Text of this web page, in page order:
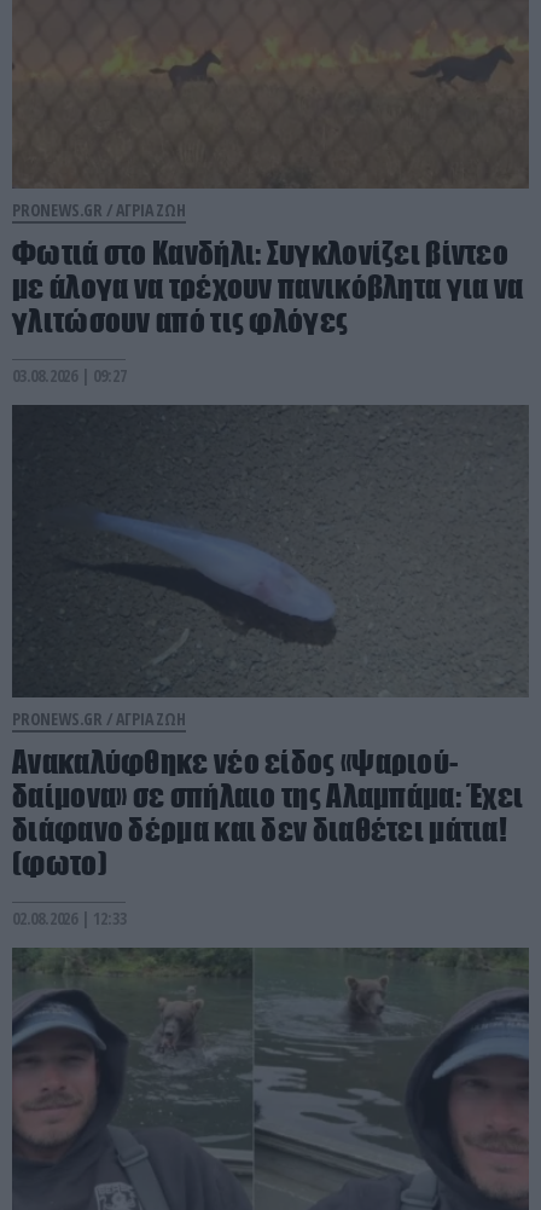
PRONEWS.GR /ΑΓΡΙΑ ΖΩΗ
Φωτιά στο Κανδήλι: Συγκλονίζει βίντεο
με άλογα να τρέχουν πανικόβλητα για να
γλιτώσουν από τις φλόγες
03.08.2026 | 09:27
PRONEWS.GR / ΑΓΡΙΑ ΖΩΗ
Ανακαλύφθηκε νέο είδος «ψαριού-
δαίμονα» σε σπήλαιο της Αλαμπάμα: Έχει
διάφανο δέρμα και δεν διαθέτει μάτια!
(φωτο)
02.08.2026 | 12:33